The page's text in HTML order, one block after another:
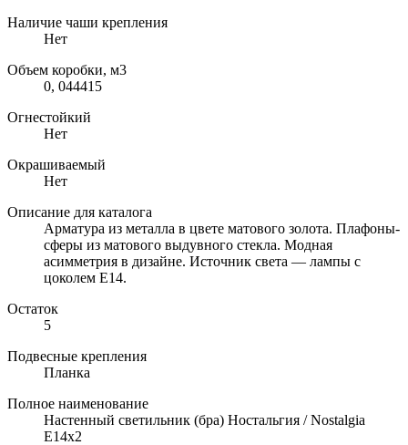
Наличие чаши крепления
Нет
Объем коробки, м3
0, 044415
Огнестойкий
Нет
Окрашиваемый
Нет
Описание для каталога
Арматура из металла в цвете матового золота. Плафоны-
сферы из матового выдувного стекла. Модная
асимметрия в дизайне. Источник света — лампы с
цоколем Е14.
Остаток
5
Подвесные крепления
Планка
Полное наименование
Настенный светильник (бра) Ностальгия / Nostalgia
E14х2